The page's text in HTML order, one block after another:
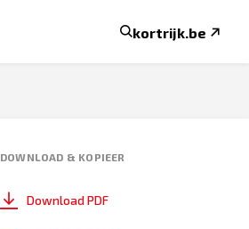
kortrijk.be
DOWNLOAD & KOPIEER
Download PDF